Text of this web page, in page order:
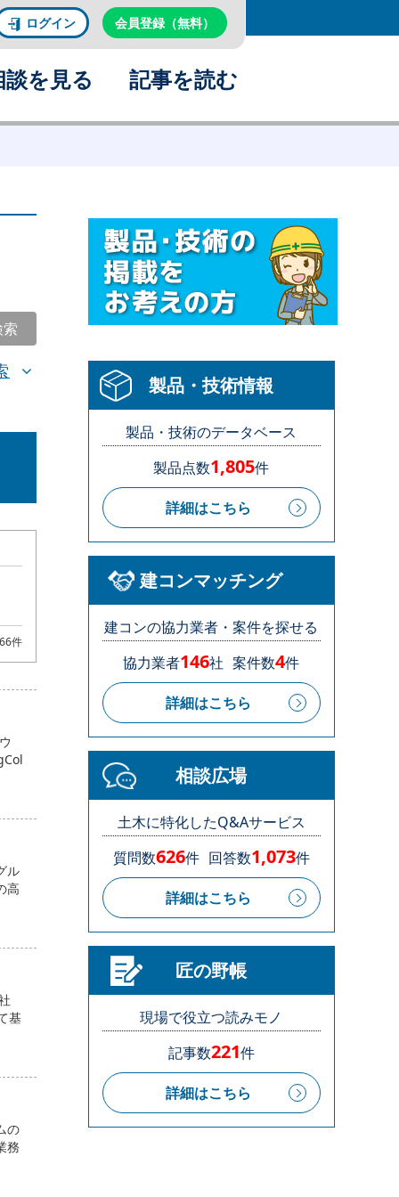
ログイン 会員登録（無料）
談を見る 記事を読む
件
ル
高
基
の
務
製品・技術情報
製品・技術のデータベース
製品点数1,805件
詳細はこちら
建コンマッチング
建コンの協力業者・案件を探せる
協力業者146社 案件数4件
詳細はこちら
相談広場
土木に特化したQ&Aサービス
質問数626件 回答数1,073件
詳細はこちら
匠の野帳
現場で役立つ読みモノ
記事数221件
詳細はこちら